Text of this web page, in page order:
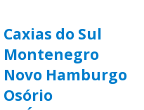
do Sul
Montenegro
Novo Hamburgo
Osório